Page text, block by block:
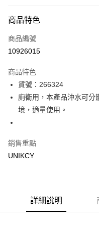
icash Pay
信用卡一次付款
Apple Pay
街口支付
Google Pay
商品特色
商品編號
10926015
商品特色
貨號：266324
廁衛用，本產品沖水可分
境，適量使用。
銷售重點
UNIKCY
詳細說明